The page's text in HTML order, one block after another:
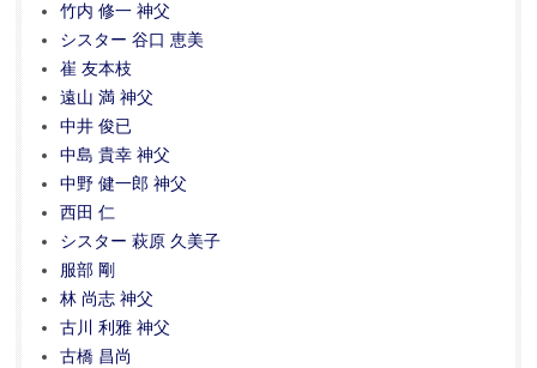
竹内 修一 神父
シスター 谷口 恵美
崔 友本枝
遠山 満 神父
中井 俊已
中島 貴幸 神父
中野 健一郎 神父
西田 仁
シスター 萩原 久美子
服部 剛
林 尚志 神父
古川 利雅 神父
古橋 昌尚